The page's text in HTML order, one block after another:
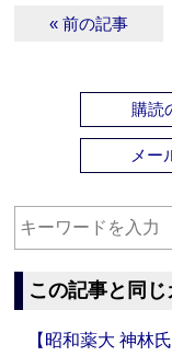
« 前の記事
購読
メー
この記事と同
【昭和薬大 神林